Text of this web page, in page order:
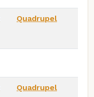
Quadrupel
Quadrupel